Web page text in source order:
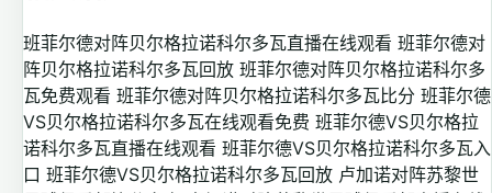
班菲尔德对阵贝尔格拉诺科尔多瓦直播在线观看 班菲尔德对
阵贝尔格拉诺科尔多瓦回放 班菲尔德对阵贝尔格拉诺科尔多
瓦免费观看 班菲尔德对阵贝尔格拉诺科尔多瓦比分 班菲尔德
VS贝尔格拉诺科尔多瓦在线观看免费 班菲尔德VS贝尔格拉
诺科尔多瓦直播在线观看 班菲尔德VS贝尔格拉诺科尔多瓦入
口 班菲尔德VS贝尔格拉诺科尔多瓦回放 卢加诺对阵苏黎世